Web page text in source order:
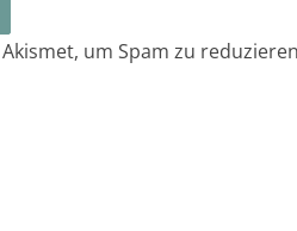
um Spam zu